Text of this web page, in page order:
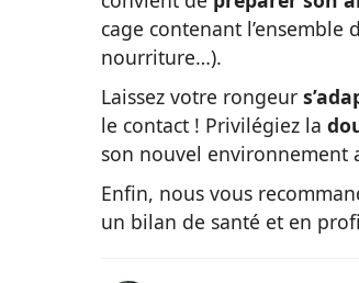
cage contenant l’ensemble
nourriture…).
Laissez votre rongeur
le contact ! Privilégiez la
son nouvel environnement
Enfin, nous vous
un bilan de santé et en